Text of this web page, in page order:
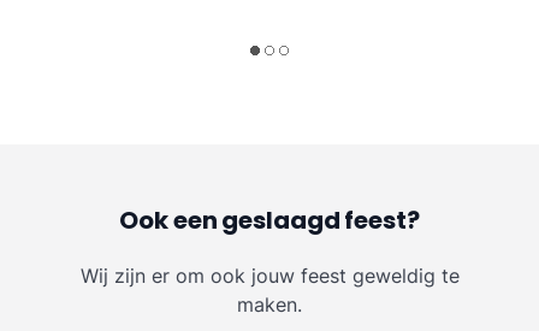
Ook een geslaagd feest?
Wij zijn er om ook jouw feest geweldig te
maken.